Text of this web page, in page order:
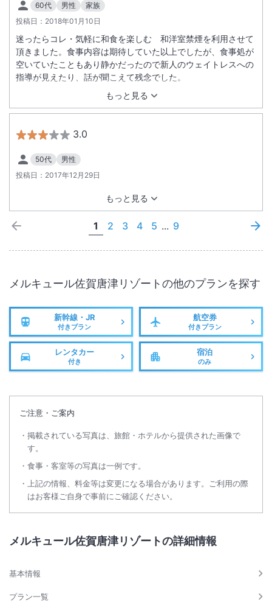
60代 男性
家族
投稿日： 2018年01月10日
もっと見る
迷ったらコレ・気軽に和食を楽しむ 和洋室禁煙を利用させて
頂きました。食事内容は期待していた以上でしたが、食事処が
空いていたこともあり静かだったので新人のウェイトレスへの
指導が見えたり、話が聞こえて残念でした。
3.0
50代
男性
投稿日： 2017年12月29日
もっと見る
1 2 3 4 5 ... 9
メルキュール佐賀唐津リゾートの他のプランを探す
新幹線・JR
付きプラン
航空券
付きプラン
レンタカー
付き
宿泊
のみ
ご注意・ご案内
掲載されている写真は、旅館・ホテルから提供された画像で
す。
食事・客室等の写真は一例です。
上記の情報、料金等は変更になる場合があります。ご利用の際
はお客様ご自身で事前にご確認ください。
メルキュール佐賀唐津リゾートの詳細情報
基本情報
プラン一覧